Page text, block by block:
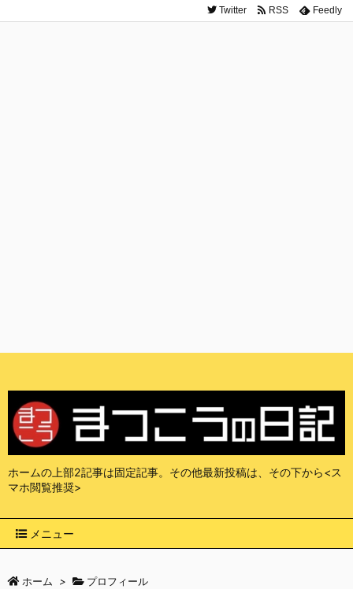
ホームの上部2記事は固定記事。その他最新投稿は、その下から<ス
マホ閲覧推奨>
メニュー
Twitter RSS Feedly
ホーム > プロフィール